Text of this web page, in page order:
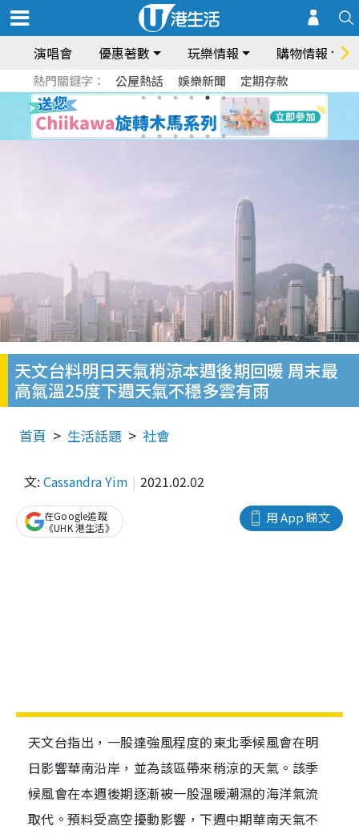
演唱會 優惠著數 玩樂情報 購物情報
熱門關鍵字： 公屋熱話 娛樂新聞 定期存款
天文台料明日天氣稍涼本週後期回暖 周末最
高氣溫25度下週天氣不穩多雲有雨
首頁 生活話題 社會
文: Cassandra Yim 2021.02.02
用 App 睇文
在Google追蹤
《UHK 港生活》
天文台指出，一股達強風程度的東北季候風會在明
日影響華南沿岸，並為該區帶來稍涼的天氣。該季
候風會在本週後期逐漸被一股溫暖潮濕的海洋氣流
取代。預料受高空擾動影響，下週中期華南天氣不